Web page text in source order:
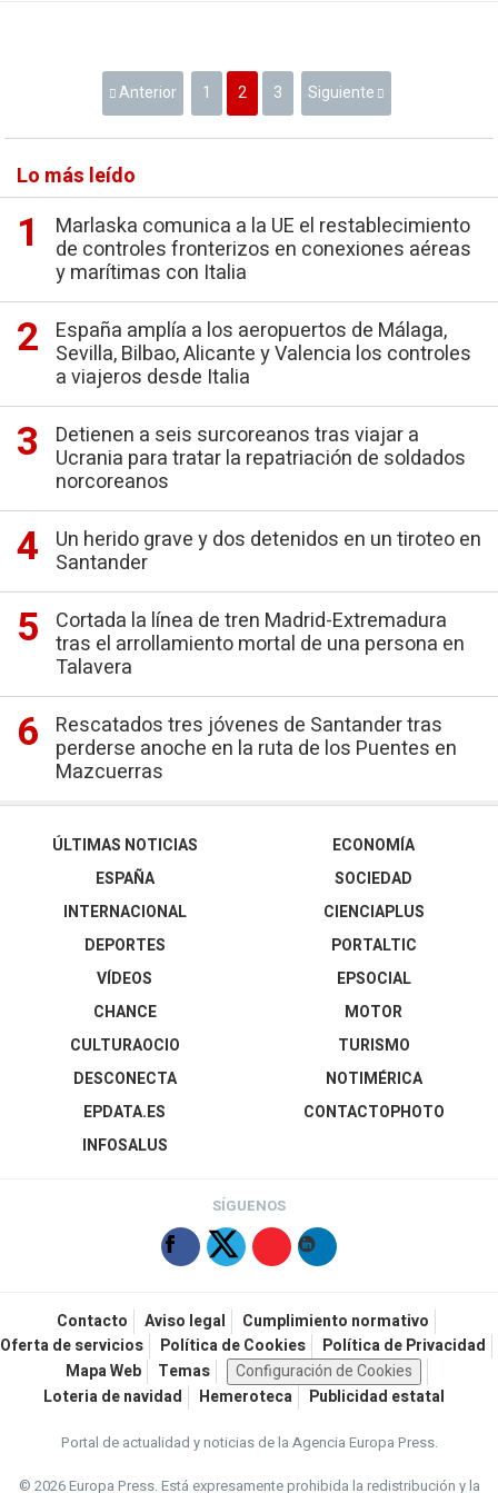
Anterior 1 2 3 Siguiente
Lo más leído
Marlaska comunica a la UE el restablecimiento
de controles fronterizos en conexiones aéreas
y marítimas con Italia
España amplía a los aeropuertos de Málaga,
Sevilla, Bilbao, Alicante y Valencia los controles
a viajeros desde Italia
Detienen a seis surcoreanos tras viajar a
Ucrania para tratar la repatriación de soldados
norcoreanos
Un herido grave y dos detenidos en un tiroteo en
Santander
Cortada la línea de tren Madrid-Extremadura
tras el arrollamiento mortal de una persona en
Talavera
Rescatados tres jóvenes de Santander tras
perderse anoche en la ruta de los Puentes en
Mazcuerras
ÚLTIMAS NOTICIAS
ESPAÑA
INTERNACIONAL
DEPORTES
VÍDEOS
ECONOMÍA
SOCIEDAD
CIENCIAPLUS
PORTALTIC
EPSOCIAL
CHANCE
CULTURAOCIO
DESCONECTA
EPDATA.ES
INFOSALUS
MOTOR
TURISMO
NOTIMÉRICA
CONTACTOPHOTO
SÍGUENOS
Contacto Aviso legal
Cumplimiento normativo
Oferta de servicios
Política de Cookies
Política de Privacidad
Mapa Web
Temas
Configuración de Cookies
Loteria de navidad
Hemeroteca Publicidad estatal
Portal de actualidad y noticias de la Agencia Europa Press.
© 2026 Europa Press.Está expresamente prohibida la redistribución y la